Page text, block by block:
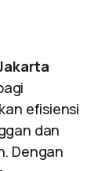
efisiensi
dan
Dengan